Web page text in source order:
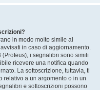
in modo molto simile ai
in caso di aggiornamento.
(Proteus), i segnalibri sono simili
ricevere una notifica quando
La sottoscrizione, tuttavia, ti
relativo a un argomento o in un
e sottoscrizioni possono